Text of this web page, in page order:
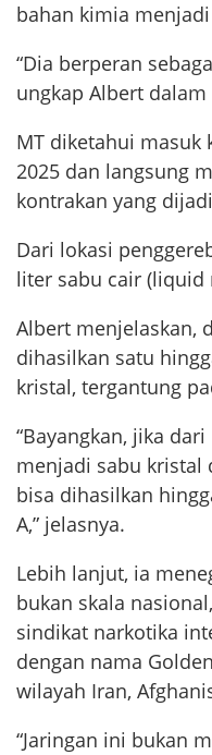
bahan kimia
“Dia berperan
ungkap Albert
MT diketahui masuk
2025 dan langsung
kontrakan yang
Dari lokasi
liter sabu cair
Albert menjelaskan,
dihasilkan satu
kristal, tergantung
“Bayangkan, jika
menjadi sabu kristal
bisa dihasilkan
A,” jelasnya.
Lebih lanjut, ia
bukan skala
sindikat narkotika
dengan nama
wilayah Iran,
“Jaringan ini bukan